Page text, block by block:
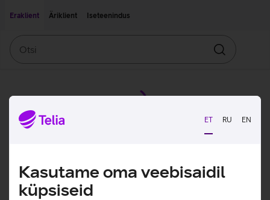
ET RU EN
Kasutame oma veebisaidil
küpsiseid
Eraklient
Äriklient Iseteenindus
Otsin